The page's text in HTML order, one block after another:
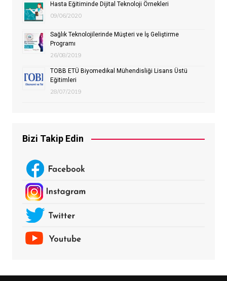
Hasta Eğitiminde Dijital Teknoloji Örnekleri
09/06/2020
Sağlık Teknolojilerinde Müşteri ve İş Geliştirme
Programı
26/08/2019
TOBB ETÜ Biyomedikal Mühendisliği Lisans Üstü
Eğitimleri
28/07/2019
Bizi Takip Edin